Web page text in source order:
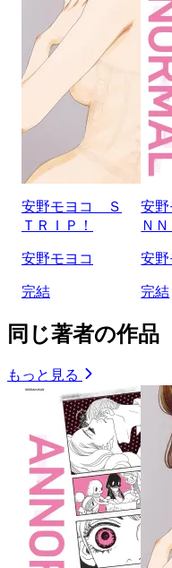
安野モヨコ Ｓ
ＴＲＩＰ！
安野モヨコ
完結
安
Ｎ
安野
完結
同じ著者の作品
もっと見る